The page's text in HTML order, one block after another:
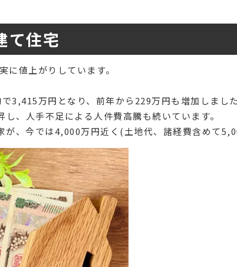
て住宅
に値上がりしています。
3,415万円となり、前年から229万円も増加しました
、人手不足による人件費高騰も続いています。
、今では4,000万円近く(土地代、諸経費含めて